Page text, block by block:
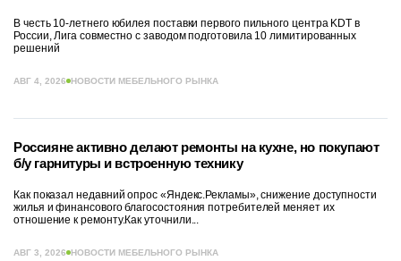
В честь 10-летнего юбилея поставки первого пильного центра KDT в
России, Лига совместно с заводом подготовила 10 лимитированных
решений
АВГ 4, 2026 НОВОСТИ МЕБЕЛЬНОГО РЫНКА
Россияне активно делают ремонты на кухне, но покупают
б/у гарнитуры и встроенную технику
Как показал недавний опрос «Яндекс.Рекламы», снижение доступности
жилья и финансового благосостояния потребителей меняет их
отношение к ремонту.Как уточнили...
АВГ 3, 2026 НОВОСТИ МЕБЕЛЬНОГО РЫНКА